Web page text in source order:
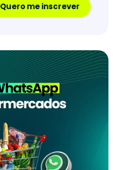
Quero me inscrever